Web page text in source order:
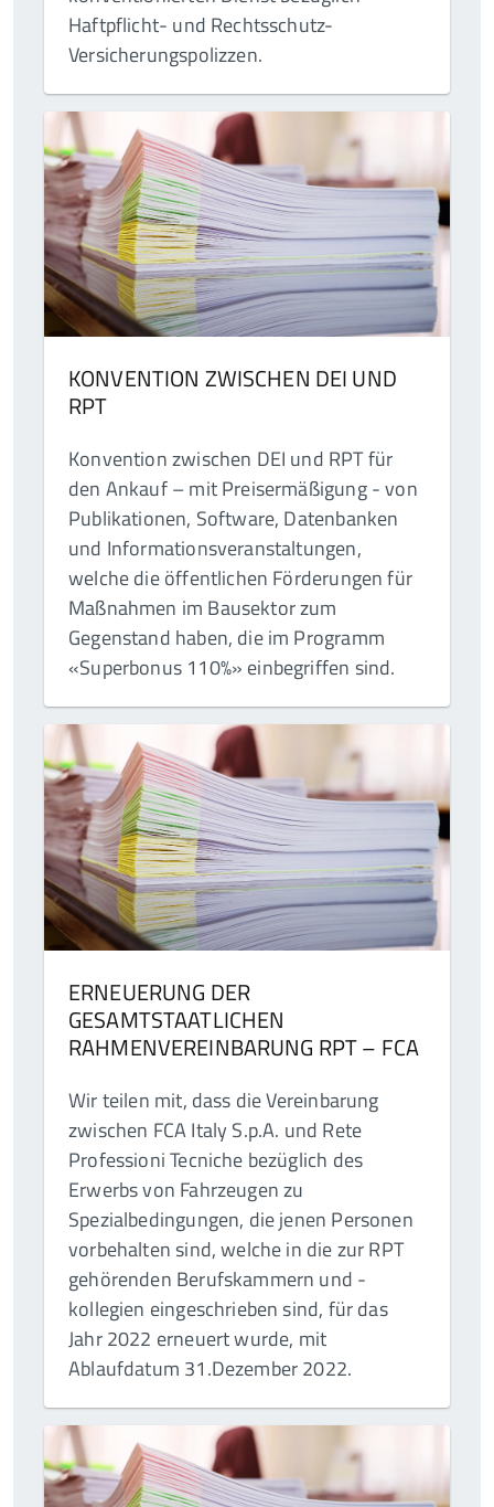
Haftpflicht- und Rechtsschutz-
Versicherungspolizzen.
KONVENTION ZWISCHEN DEI UND
RPT
Konvention zwischen DEI und RPT für
den Ankauf – mit Preisermäßigung - von
Publikationen, Software, Datenbanken
und Informationsveranstaltungen,
welche die öffentlichen Förderungen für
Maßnahmen im Bausektor zum
Gegenstand haben, die im Programm
«Superbonus 110%» einbegriffen sind.
ERNEUERUNG DER
GESAMTSTAATLICHEN
RAHMENVEREINBARUNG RPT – FCA
Wir teilen mit, dass die Vereinbarung
zwischen FCA Italy S.p.A. und Rete
Professioni Tecniche bezüglich des
Erwerbs von Fahrzeugen zu
Spezialbedingungen, die jenen Personen
vorbehalten sind, welche in die zur RPT
gehörenden Berufskammern und -
kollegien eingeschrieben sind, für das
Jahr 2022 erneuert wurde, mit
Ablaufdatum 31.Dezember 2022.